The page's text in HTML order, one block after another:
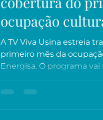
ocupação
A TV Viva Usina estreia
primeiro mês da
Energisa. O programa